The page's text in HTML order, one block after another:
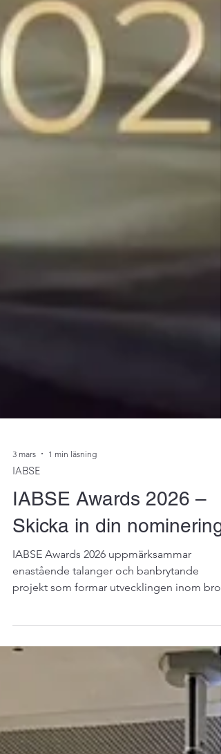
IABSE
IABSE Awards 2026 –
Skicka in din nominering
IABSE Awards 2026 uppmärksammar
enastående talanger och banbrytande
och byggnadsteknik. Under IABSE Awards
tilldelar International Association for Bridge
and Structural Engineering (IABSE)
utmärkelser till personer över hela världen
enastående konstruktionsprojekt. Läs mer
och nominera här :
https://iabse.org/Awards/Howto Skicka in